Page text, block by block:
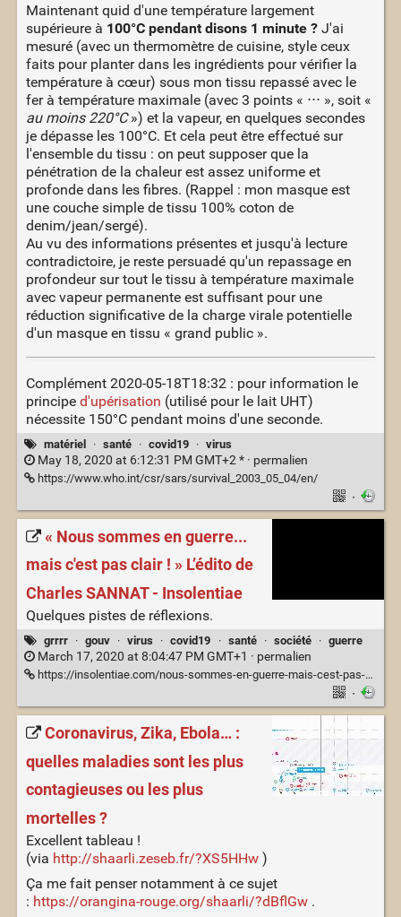
Maintenant quid d'une température largement
supérieure à 100°C pendant disons 1 minute ?J'ai
mesuré (avec un thermomètre de cuisine, style ceux
faits pour planter dans les ingrédients pour vérifier la
température à cœur) sous mon tissu repassé avec le
fer à température maximale (avec 3 points « ⋅⋅⋅ », soit «
au moins 220°C») et la vapeur, en quelques secondes
je dépasse les 100°C. Et cela peut être effectué sur
l'ensemble du tissu : on peut supposer que la
pénétration de la chaleur est assez uniforme et
profonde dans les fibres. (Rappel : mon masque est
une couche simple de tissu 100% coton de
denim/jean/sergé).
Au vu des informations présentes et jusqu'à lecture
contradictoire, je reste persuadé qu'un repassage en
profondeur sur tout le tissu à température maximale
avec vapeur permanente est suffisant pour une
réduction significative de la charge virale potentielle
d'un masque en tissu « grand public ».
Complément 2020-05-18T18:32 : pour information le
principe d'upérisation (utilisé pour le lait UHT)
nécessite 150°C pendant moins d'une seconde.
matériel · santé · covid19 · virus
May 18, 2020 at 6:12:31 PM GMT+2 * · permalien
https://www.who.int/csr/sars/survival_2003_05_04/en/
·
« Nous sommes en guerre...
mais c'est pas clair ! » L’édito de
Charles SANNAT - Insolentiae
Quelques pistes de réflexions.
grrrr · gouv · virus · covid19 · santé · société · guerre
March 17, 2020 at 8:04:47 PM GMT+1 · permalien
https://insolentiae.com/nous-sommes-en-guerre-mais-cest-pas-clair-ledito-de-charles-sannat/
·
Coronavirus, Zika, Ebola… :
quelles maladies sont les plus
contagieuses ou les plus
mortelles ?
Excellent tableau !
(via http://shaarli.zeseb.fr/?XS5HHw)
Ça me fait penser notamment à ce sujet
: https://orangina-rouge.org/shaarli/?dBflGw.